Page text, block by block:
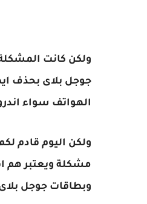
ولكن كانت
جوجل بلاى بحذف
الهواتف سواء
ولكن اليوم قادم
مشكلة ويعتبر هم
وبطاقات جوجل